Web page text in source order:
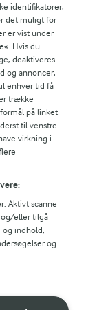
Foods
PB
identifikatorer,
det muligt for
er vist under
Hvis du
deaktiveres
og annoncer,
enhver tid få
trække
på linket
til venstre
virkning i
Aktivt scanne
og/eller tilgå
og indhold,
og